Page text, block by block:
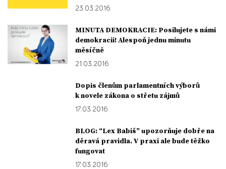
23. 03. 2016
MINUTA DEMOKRACIE: Posilujete s námi
demokracii! Alespoň jednu minutu
měsíčně
21. 03. 2016
Dopis členům parlamentních výborů
k novele zákona o střetu zájmů
17. 03. 2016
BLOG: “Lex Babiš” upozorňuje dobře na
děravá pravidla. V praxi ale bude těžko
fungovat
17. 03. 2016